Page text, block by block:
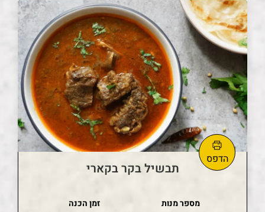
תבשיל בקר בקארי
מספר מנות
זמן הכנה